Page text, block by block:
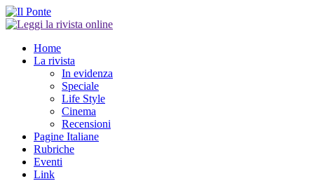
Home
La rivista
In evidenza
Speciale
Life Style
Cinema
Recensioni
Pagine Italiane
Rubriche
Eventi
Link